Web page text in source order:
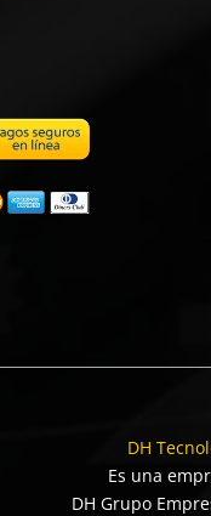
DH
Es una
DH Grupo